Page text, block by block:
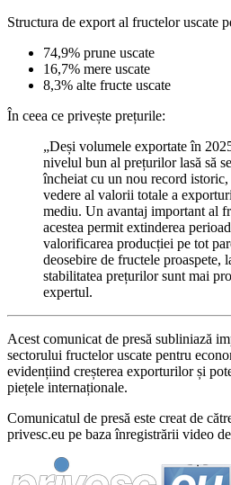
Structura de export al fructelor uscate
74,9% prune uscate
16,7% mere uscate
8,3% alte fructe uscate
În ceea ce privește prețurile:
„Deși volumele exportate în
nivelul bun al prețurilor lasă să
încheiat cu un nou record
vedere al valorii totale a
mediu. Un avantaj important al
acestea permit extinderea
valorificarea producției pe tot
deosebire de fructele proaspete,
stabilitatea prețurilor sunt mai
expertul.
Acest comunicat de presă subliniază
sectorului fructelor uscate pentru
evidențiind creșterea exporturilor și
piețele internaționale.
Comunicatul de presă este creat de
privesc.eu pe baza înregistrării video